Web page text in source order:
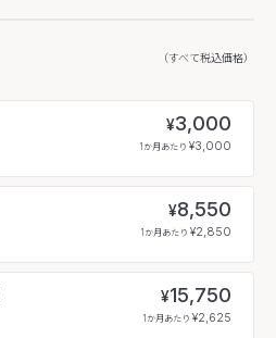
（すべて税込価格）
¥3,000
1か月あたり ¥3,000
¥8,550
1か月あたり ¥2,850
¥15,750
1か月あたり ¥2,625